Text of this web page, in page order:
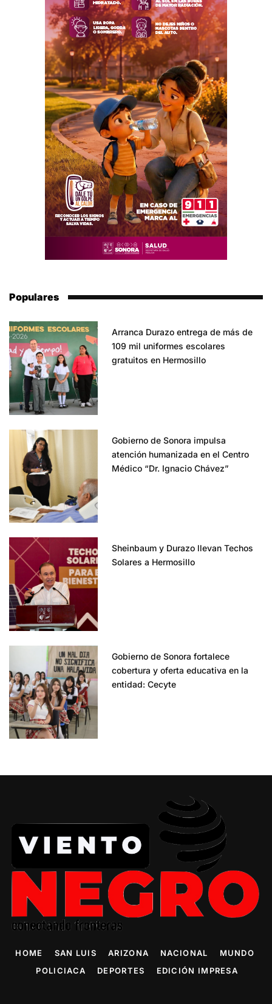
Populares
Arranca Durazo entrega de más de
109 mil uniformes escolares
gratuitos en Hermosillo
Gobierno de Sonora impulsa
atención humanizada en el Centro
Médico “Dr. Ignacio Chávez”
Sheinbaum y Durazo llevan Techos
Solares a Hermosillo
Gobierno de Sonora fortalece
cobertura y oferta educativa en la
entidad: Cecyte
HOME SAN LUIS ARIZONA NACIONAL
MUNDO
POLICIACA
DEPORTES EDICIÓN IMPRESA